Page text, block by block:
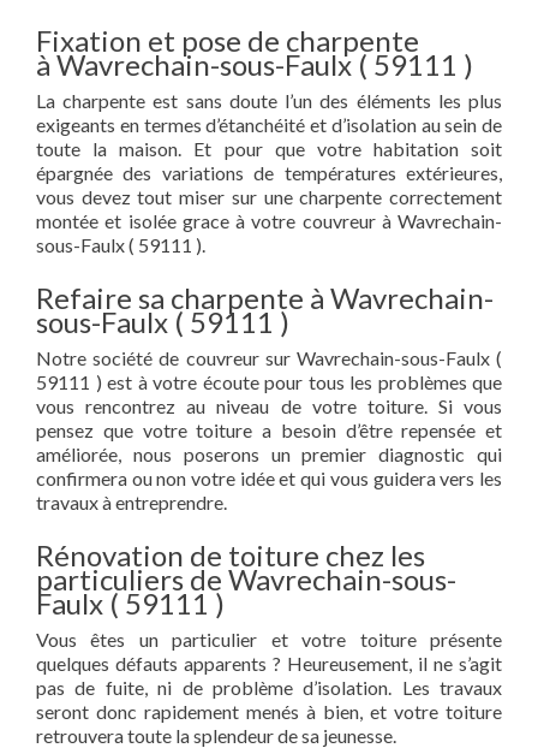
Fixation et pose de charpente
à Wavrechain-sous-Faulx ( 59111 )
La charpente est sans doute l’un des éléments les plus
exigeants en termes d’étanchéité et d’isolation au sein de
toute la maison. Et pour que votre habitation soit
épargnée des variations de températures extérieures,
vous devez tout miser sur une charpente correctement
montée et isolée grace à votre couvreur à Wavrechain-
sous-Faulx ( 59111 ).
Refaire sa charpente à Wavrechain-
sous-Faulx ( 59111 )
Notre société de couvreur sur Wavrechain-sous-Faulx (
59111 ) est à votre écoute pour tous les problèmes que
vous rencontrez au niveau de votre toiture. Si vous
pensez que votre toiture a besoin d’être repensée et
améliorée, nous poserons un premier diagnostic qui
confirmera ou non votre idée et qui vous guidera vers les
travaux à entreprendre.
Rénovation de toiture chez les
particuliers de Wavrechain-sous-
Faulx ( 59111 )
Vous êtes un particulier et votre toiture présente
quelques défauts apparents ? Heureusement, il ne s’agit
pas de fuite, ni de problème d’isolation. Les travaux
seront donc rapidement menés à bien, et votre toiture
retrouvera toute la splendeur de sa jeunesse.